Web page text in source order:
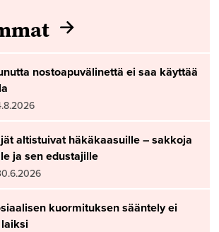
nostoapuvälinettä ei saa käyttää
altistuivat häkäkaasuille – sakkoja
ja sen edustajille
kuormituksen sääntely ei